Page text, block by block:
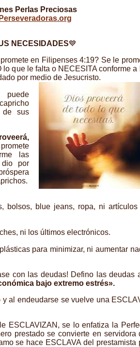
Perlas Preciosas
NECESIDADES💙
en Filipenses 4:19? Se le
que le falta o NECESITA conforme a
por medio de Jesucristo.
puede
de sus
las
por
bolsos, blue jeans, ropa, ni artículos
ni los últimos electrónicos.
para minimizar, ni aumentar
con las deudas! Defino las deudas
bajo extremo estrés».
al endeudarse se vuelve una
ESCLAVIZAN, se lo enfatiza la
prestado se convierte en servidora
se hace ESCLAVA del prestamista